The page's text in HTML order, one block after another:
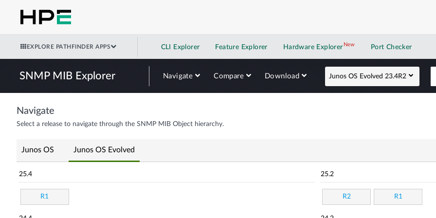
EXPLORE PATHFINDER APPS CLI Explorer Feature Explorer Hardware Explorer NewNew application
Port Checker
SNMP MIB Explorer Navigate Compare Download Junos OS Evolved 23.4R2
Navigate
Select a release to navigate through the SNMP MIB Object hierarchy.
Junos OS Junos OS Evolved
25.4
R1
25.2
R2 R1